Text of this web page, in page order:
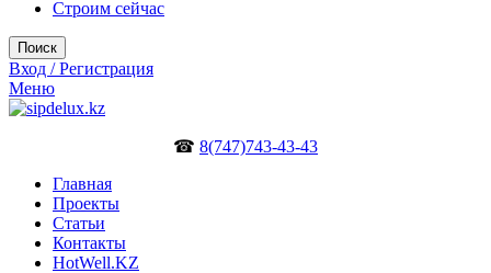
Строим сейчас
Поиск
Вход / Регистрация
Меню
☎ 8(747)743-43-43
Главная
Проекты
Статьи
Контакты
HotWell.KZ